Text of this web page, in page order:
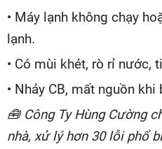
• Máy lạnh không chạy
lạnh.
• Có mùi khét, rò rỉ nước,
• Nhảy CB, mất nguồn khi
🧰Công Ty Hùng Cường
nhà, xử lý hơn 30 lỗi phổ